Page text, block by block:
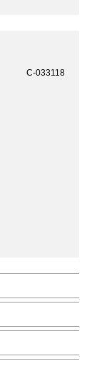
C-033118